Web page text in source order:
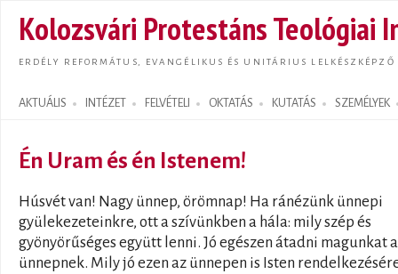
Kolozsvári Protestáns Teológiai
ERDÉLY REFORMÁTUS, EVANGÉLIKUS ÉS UNITÁRIUS LELKÉSZKÉPZŐ
AKTUÁLIS INTÉZET FELVÉTELI OKTATÁS KUTATÁS SZEMÉLYEK
Search form
Én Uram és én Istenem!
Húsvét van! Nagy ünnep, örömnap! Ha ránézünk ünnepi
gyülekezeteinkre, ott a szívünkben a hála: mily szép és
gyönyörűséges együtt lenni. Jó egészen átadni magunkat
ünnepnek. Mily jó ezen az ünnepen is Isten